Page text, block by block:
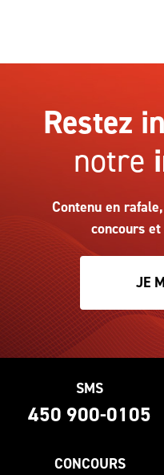
Restez
notre
Contenu en
concours
JE
SMS
450 900-0105
CONCOURS